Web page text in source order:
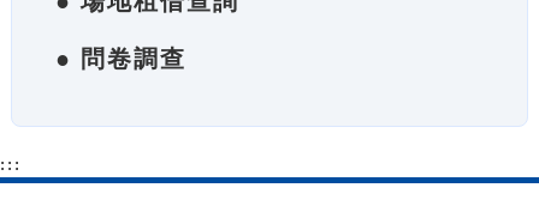
● 問卷調查
:::